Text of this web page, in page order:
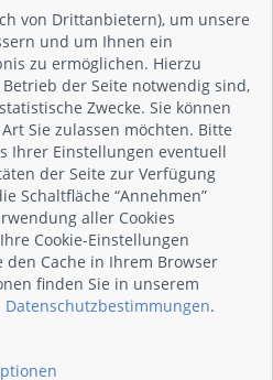
von Drittanbietern), um unsere
und um Ihnen ein
zu ermöglichen. Hierzu
der Seite notwendig sind,
Zwecke. Sie können
Sie zulassen möchten. Bitte
Ihrer Einstellungen eventuell
der Seite zur Verfügung
Schaltfläche “Annehmen”
aller Cookies
Cookie-Einstellungen
Cache in Ihrem Browser
finden Sie in unserem
Datenschutzbestimmungen.